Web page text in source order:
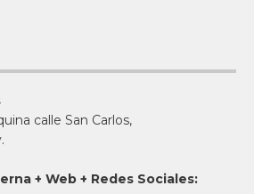
calle San Carlos,
+ Web + Redes Sociales: